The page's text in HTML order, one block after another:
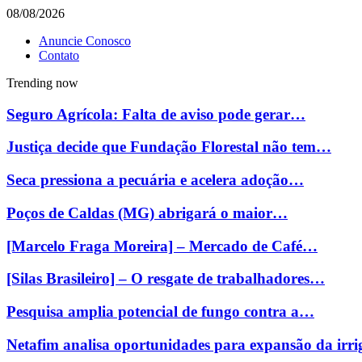
08/08/2026
Anuncie Conosco
Contato
Trending now
Seguro Agrícola: Falta de aviso pode gerar…
Justiça decide que Fundação Florestal não tem…
Seca pressiona a pecuária e acelera adoção…
Poços de Caldas (MG) abrigará o maior…
[Marcelo Fraga Moreira] – Mercado de Café…
[Silas Brasileiro] – O resgate de trabalhadores…
Pesquisa amplia potencial de fungo contra a…
Netafim analisa oportunidades para expansão da